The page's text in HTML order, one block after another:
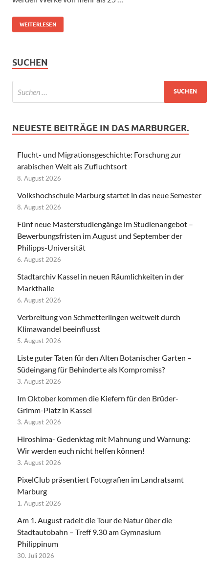
WEITERLESEN
SUCHEN
NEUESTE BEITRÄGE IN DAS MARBURGER.
Flucht- und Migrationsgeschichte: Forschung zur
arabischen Welt als Zufluchtsort
8. August 2026
Volkshochschule Marburg startet in das neue Semester
8. August 2026
Fünf neue Masterstudiengänge im Studienangebot –
Bewerbungsfristen im August und September der
Philipps-Universität
6. August 2026
Stadtarchiv Kassel in neuen Räumlichkeiten in der
Markthalle
6. August 2026
Verbreitung von Schmetterlingen weltweit durch
Klimawandel beeinflusst
5. August 2026
Liste guter Taten für den Alten Botanischer Garten –
Südeingang für Behinderte als Kompromiss?
3. August 2026
Im Oktober kommen die Kiefern für den Brüder-
Grimm-Platz in Kassel
3. August 2026
Hiroshima- Gedenktag mit Mahnung und Warnung:
Wir werden euch nicht helfen können!
3. August 2026
PixelClub präsentiert Fotografien im Landratsamt
Marburg
1. August 2026
Am 1. August radelt die Tour de Natur über die
Stadtautobahn – Treff 9.30 am Gymnasium
Philippinum
30. Juli 2026